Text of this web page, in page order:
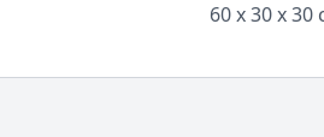
60 x 30 x 30